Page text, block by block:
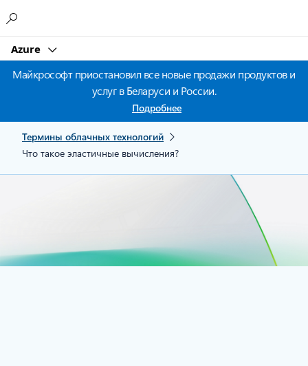
Azure
Майкрософт приостановил все новые продажи продуктов и
услуг в Беларуси и России.
Подробнее
Термины облачных технологий
Что такое эластичные вычисления?